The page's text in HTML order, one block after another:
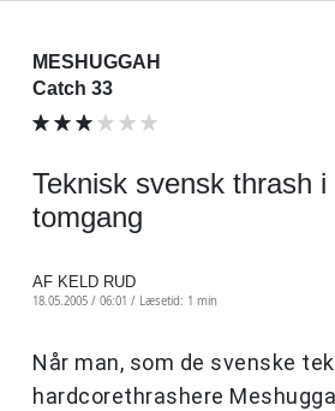
MESHUGGAH
Catch 33
Teknisk svensk thrash
tomgang
AF KELD RUD
18.05.2005 / 06:01 / Læsetid: 1 min
Når man, som de svenske
hardcorethrashere